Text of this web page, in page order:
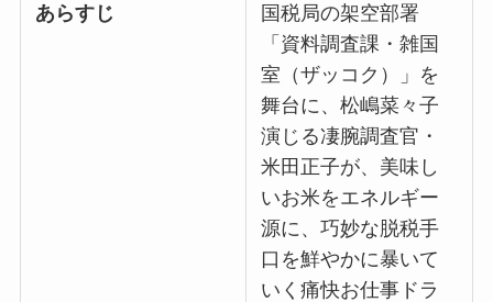
あらすじ
国税局の架空部署
「資料調査課・雑国
室（ザッコク）」を
舞台に、松嶋菜々子
演じる凄腕調査官・
米田正子が、美味し
いお米をエネルギー
源に、巧妙な脱税手
口を鮮やかに暴いて
いく痛快お仕事ドラ